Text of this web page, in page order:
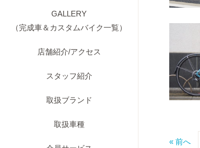
GALLERY
（完成車＆カスタムバイク一覧）
店舗紹介/アクセス
スタッフ紹介
取扱ブランド
取扱車種
« 前へ